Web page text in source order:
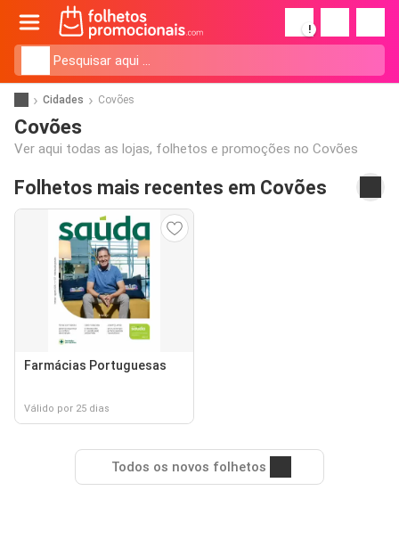
!
Cidades Covões
Covões
Ver aqui todas as lojas, folhetos e promoções no Covões
Folhetos mais recentes em Covões
Farmácias Portuguesas
Válido por 25 dias
Todos os novos folhetos